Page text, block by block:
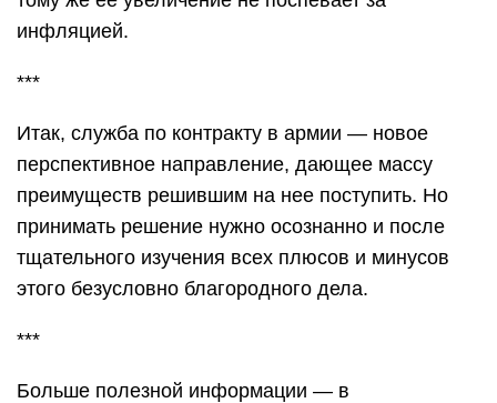
инфляцией.
***
Итак, служба по контракту в армии — новое
перспективное направление, дающее массу
преимуществ решившим на нее поступить. Но
принимать решение нужно осознанно и после
тщательного изучения всех плюсов и минусов
этого безусловно благородного дела.
***
Больше полезной информации — в